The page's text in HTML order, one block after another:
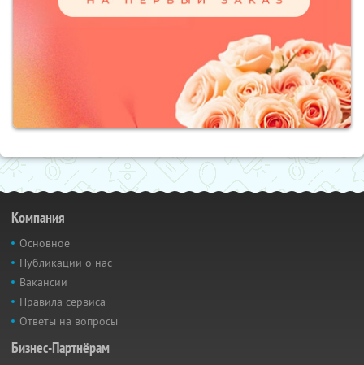
Компания
Основное
Публикации о нас
Вакансии
Правила сервиса
Ответы на вопросы
Бизнес-Партнёрам